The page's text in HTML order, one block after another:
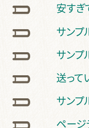
安すぎ
サンプ
サンプ
送って
サンプ
ページ